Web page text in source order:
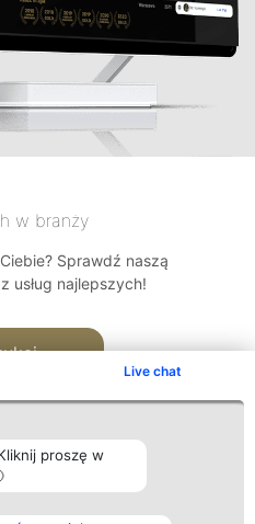
Live chat
proszę w
w branży
Sprawdź naszą
usług najlepszych!
Kontakt